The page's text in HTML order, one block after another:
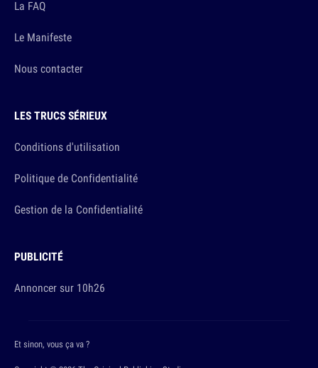
La FAQ
Le Manifeste
Nous contacter
LES TRUCS SÉRIEUX
Conditions d'utilisation
Politique de Confidentialité
Gestion de la Confidentialité
PUBLICITÉ
Annoncer sur 10h26
Et sinon, vous ça va ?